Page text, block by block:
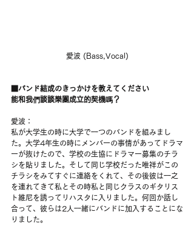
愛波 (Bass,Vocal)
■バンド結成のきっかけを教えてください
能和我們談談樂團成立的契機嗎？
愛波：
私が大学生の時に大学で一つのバンドを組みまし
た。大学4年生の時にメンバーの事情があってドラマ
ーが抜けたので、学校の生協にドラマー募集のチラ
シを貼りました。そして同じ学校だった唯祥がこの
チラシをみてすぐに連絡をくれて、その後彼は一之
を連れてきて私とその時私と同じクラスのギタリス
ト維尼を誘ってリハスタに入りました。何回か話し
合って、彼らは2人一緒にバンドに加入することにな
りました。